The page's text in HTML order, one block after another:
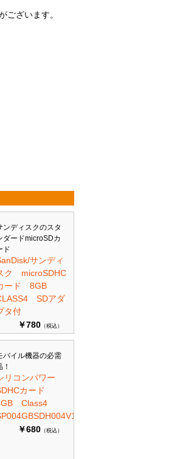
ございます。
ンディスクのスタ
ダードmicroSDカ
ド
サンディ
ク microSDHC
ード 8GB
SDアダ
タ付
￥780 （税込）
バイル機器の必需
！
リコンパワー
カード
Class4
￥680 （税込）